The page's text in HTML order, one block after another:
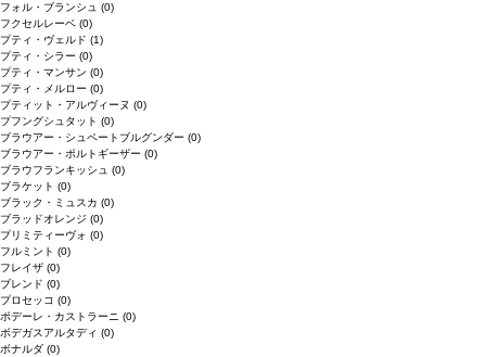
フォル・ブランシュ (0)
フクセルレーベ (0)
プティ・ヴェルド (1)
プティ・シラー (0)
プティ・マンサン (0)
プティ・メルロー (0)
プティット・アルヴィーヌ (0)
プフングシュタット (0)
ブラウアー・シュペートブルグンダー (0)
ブラウアー・ポルトギーザー (0)
ブラウフランキッシュ (0)
ブラケット (0)
ブラック・ミュスカ (0)
ブラッドオレンジ (0)
プリミティーヴォ (0)
フルミント (0)
フレイザ (0)
ブレンド (0)
プロセッコ (0)
ポデーレ・カストラーニ (0)
ボデガスアルタディ (0)
ボナルダ (0)